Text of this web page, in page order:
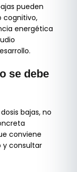
pueden
cognitivo,
energética
se debe
bajas, no
conviene
y consultar